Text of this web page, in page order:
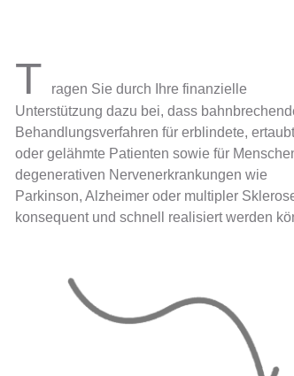
T
ragen Sie durch Ihre finanzielle
Unterstützung dazu bei, dass
Behandlungsverfahren für erblindete,
oder gelähmte Patienten sowie für
degenerativen Nervenerkrankungen wie
Parkinson, Alzheimer oder multipler
konsequent und schnell realisiert werden